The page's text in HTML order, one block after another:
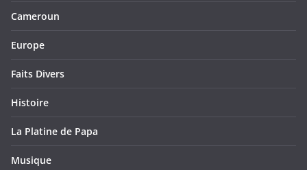
Cameroun
Europe
Faits Divers
Histoire
La Platine de Papa
Musique